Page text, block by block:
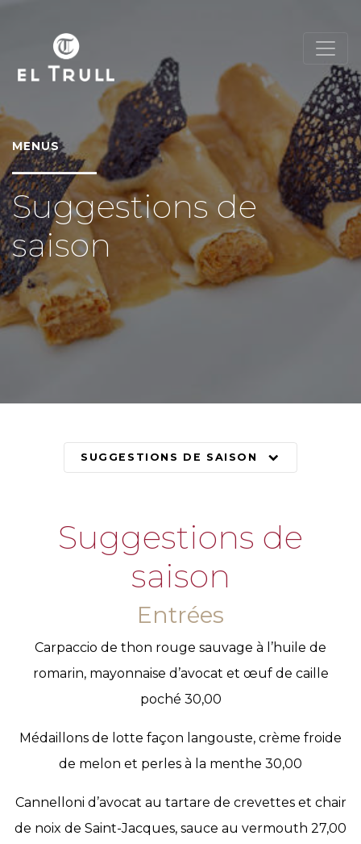
MENUS
Suggestions de
saison
SUGGESTIONS DE SAISON
Suggestions de
saison
Entrées
Carpaccio de thon rouge sauvage à l’huile de
romarin, mayonnaise d’avocat et œuf de caille
poché 30,00
Médaillons de lotte façon langouste, crème froide
de melon et perles à la menthe 30,00
Cannelloni d’avocat au tartare de crevettes et chair
de noix de Saint-Jacques, sauce au vermouth 27,00